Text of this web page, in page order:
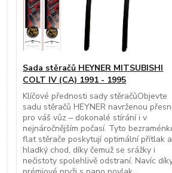
Sada stěračů HEYNER MITSUBISHI
COLT IV (CA) 1991 - 1995
Klíčové přednosti sady stěračůObjevte
sadu stěračů HEYNER navrženou
pro váš vůz – dokonalé stírání i v
nejnáročnějším počasí. Tyto
flat stěrače poskytují optimální přítlak a
hladký chod, díky čemuž se srážky i
nečistoty spolehlivě odstraní. Navíc